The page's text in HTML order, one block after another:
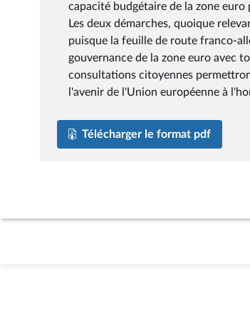
capacité budgétaire de la zone
Les deux démarches, quoique
puisque la feuille de route franco-
gouvernance de la zone euro avec
consultations citoyennes
l'avenir de l'Union européenne à
Télécharger le format pdf